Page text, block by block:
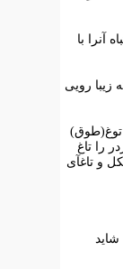
آنرا با
زیبا رویی
توغ(طوق)
را تاغ
و تاغآی